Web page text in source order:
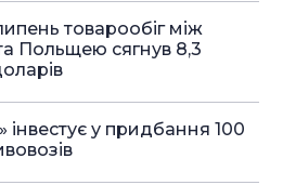
товарообіг між
Польщею сягнув 8,3
інвестує у придбання 100